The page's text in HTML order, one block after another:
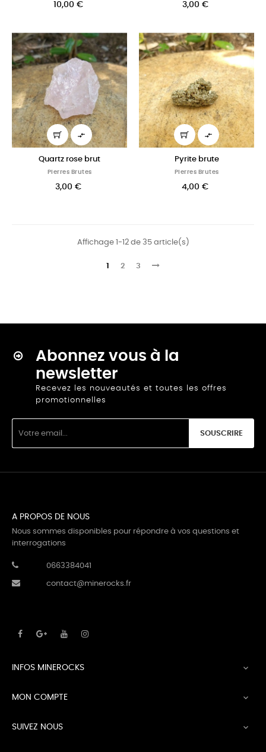
10,00 € 3,00 €

Quartz rose brut
Pierres Brutes
3,00 €

Pyrite brute
Pierres Brutes
4,00 €
Affichage 1-12 de 35 article(s)
1 2 3
Abonnez vous à la
newsletter
Recevez les nouveautés et toutes les offres
promotionnelles
SOUSCRIRE
A PROPOS DE NOUS
Nous sommes disponibles pour répondre à vos questions et
interrogations
0663384041
contact@minerocks.fr
INFOS MINEROCKS 
MON COMPTE 
SUIVEZ NOUS 